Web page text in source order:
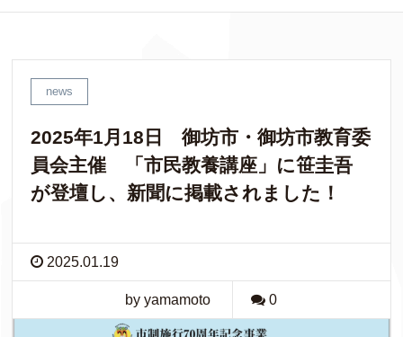
news
2025年1月18日 御坊市・御坊市教育委
員会主催 「市民教養講座」に笹圭吾
が登壇し、新聞に掲載されました！
2025.01.19
by yamamoto 0